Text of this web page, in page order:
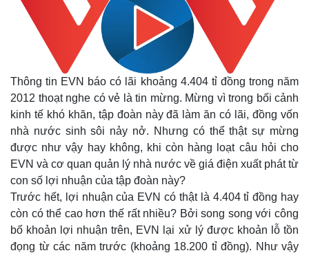
Thông tin EVN báo có lãi khoảng 4.404 tỉ đồng trong năm
2012 thoạt nghe có vẻ là tin mừng. Mừng vì trong bối cảnh
kinh tế khó khăn, tập đoàn này đã làm ăn có lãi, đồng vốn
nhà nước sinh sôi nảy nở. Nhưng có thể thật sự mừng
được như vậy hay không, khi còn hàng loạt câu hỏi cho
EVN và cơ quan quản lý nhà nước về giá điện xuất phát từ
con số lợi nhuận của tập đoàn này?
Trước hết, lợi nhuận của EVN có thật là 4.404 tỉ đồng hay
còn có thể cao hơn thế rất nhiều? Bởi song song với công
bố khoản lợi nhuận trên, EVN lại xử lý được khoản lỗ tồn
đọng từ các năm trước (khoảng 18.200 tỉ đồng). Như vậy